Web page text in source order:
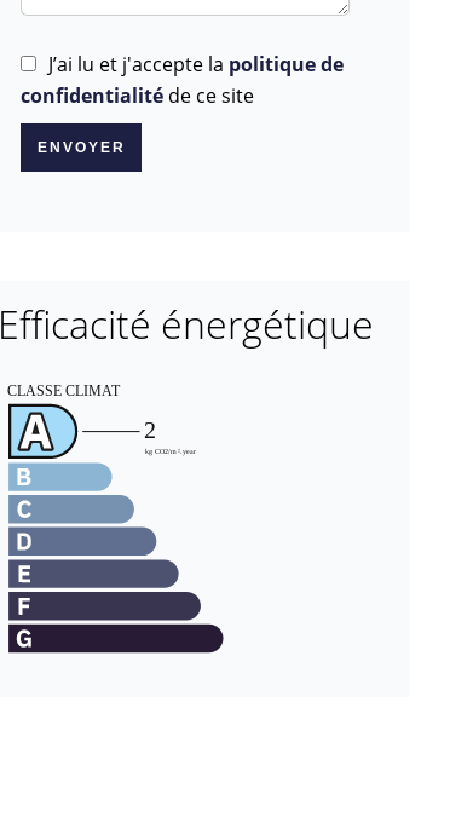
J’ai lu et j'accepte la politique de
confidentialité de ce site
ENVOYER
Efficacité énergétique